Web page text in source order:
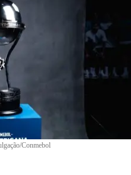
Conmebol